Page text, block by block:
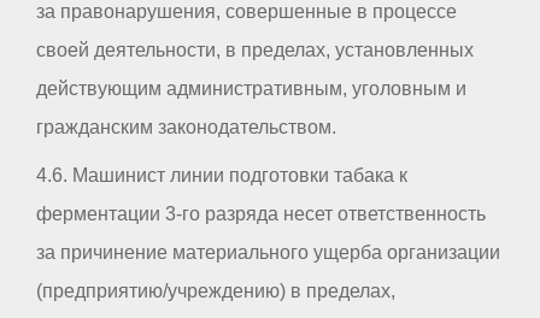
за правонарушения, совершенные в процессе
своей деятельности, в пределах, установленных
действующим административным, уголовным и
гражданским законодательством.
4.6. Машинист линии подготовки табака к
ферментации 3-го разряда несет ответственность
за причинение материального ущерба организации
(предприятию/учреждению) в пределах,